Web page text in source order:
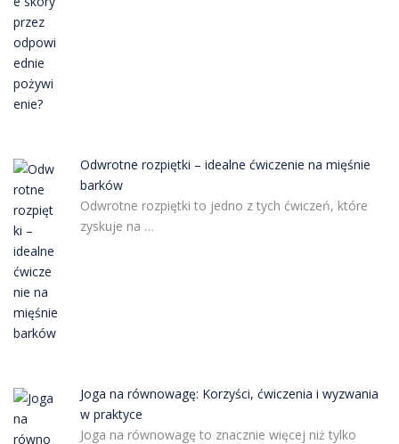
Odwrotne rozpiętki – idealne ćwiczenie na mięśnie
barków
Odwrotne rozpiętki to jedno z tych ćwiczeń, które
zyskuje na …
Joga na równowagę: Korzyści, ćwiczenia i wyzwania
w praktyce
Joga na równowagę to znacznie więcej niż tylko